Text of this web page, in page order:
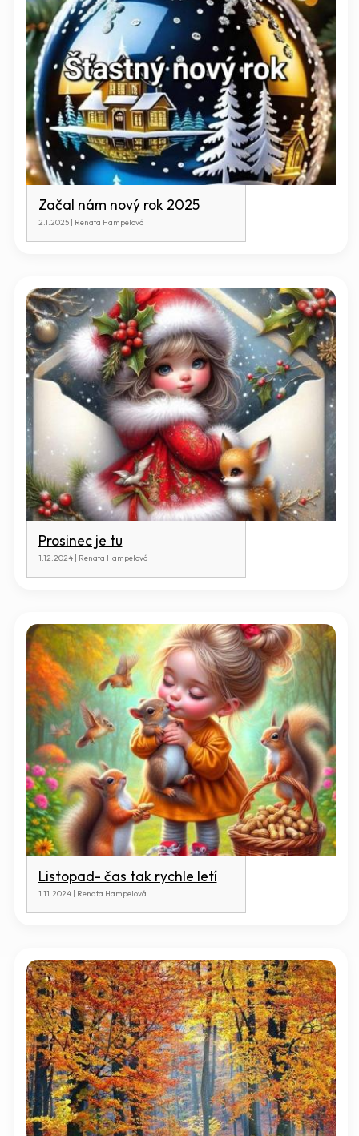
Začal nám nový rok 2025
2.1.2025 | Renata Hampelová
Prosinec je tu
1.12.2024 | Renata Hampelová
Listopad- čas tak rychle letí
1.11.2024 | Renata Hampelová